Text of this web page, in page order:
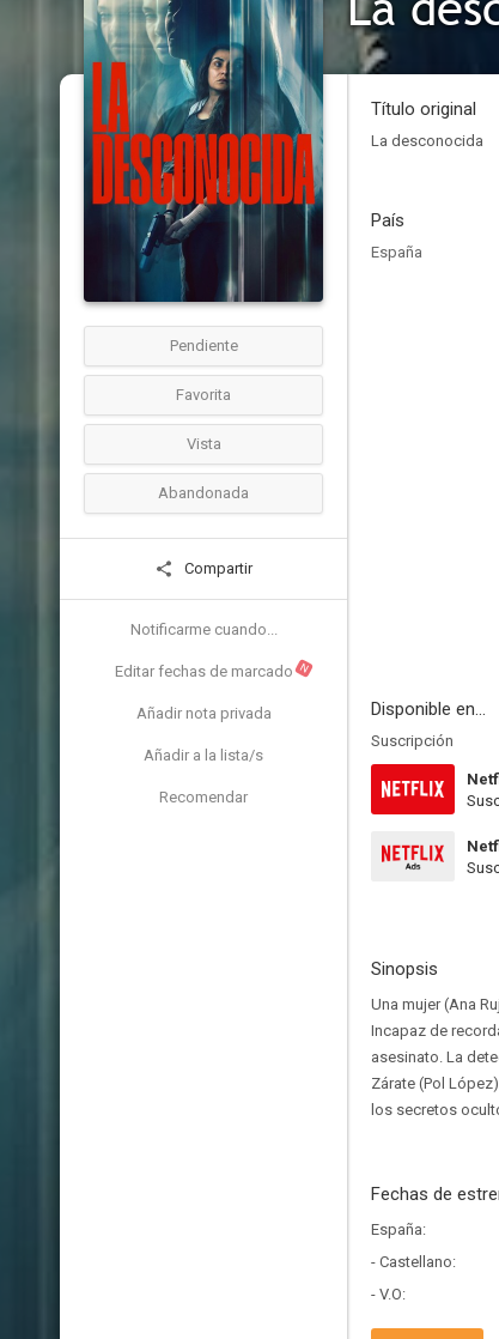
Pendiente
Favorita
Vista
Abandonada
Compartir
Notificarme cuando...
Editar fechas de marcado N
Añadir nota privada
Añadir a la lista/s
Recomendar
Título original
La desconocida
País
España
Disponible en...
Suscripción
Sinopsis
Una mujer (Ana
Incapaz de
asesinato. La
Zárate (Pol
los secretos
Fechas de
España:
- Castellano:
- V.O: